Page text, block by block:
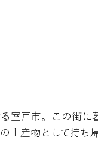
室戸市。この街に
土産物として持ち